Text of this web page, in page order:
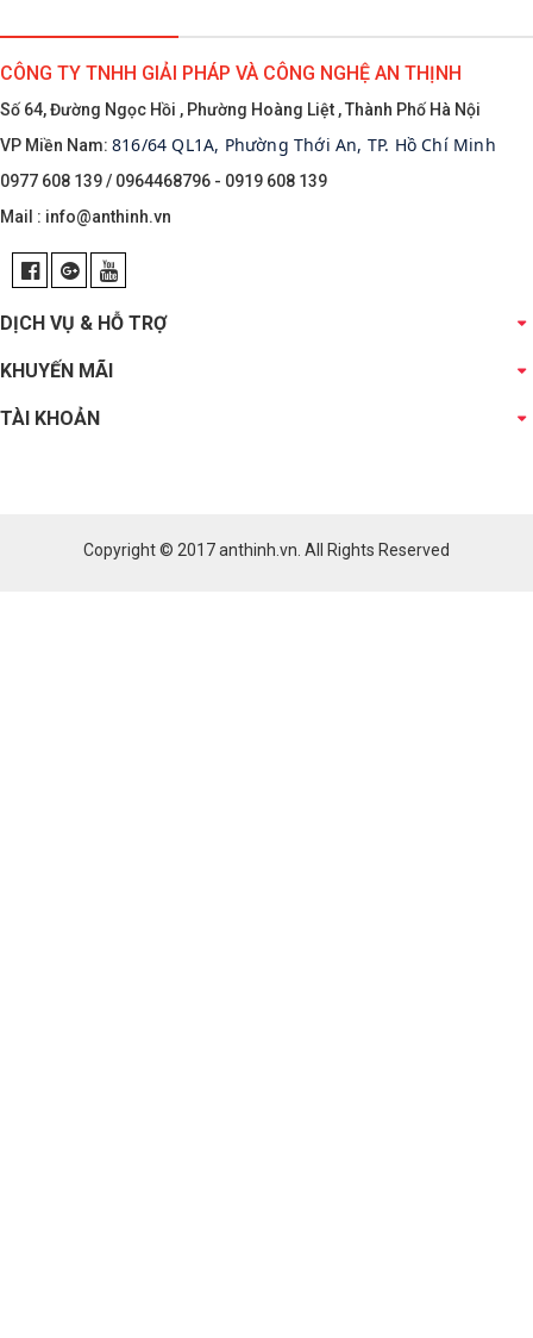
CÔNG TY TNHH GIẢI PHÁP VÀ CÔNG NGHỆ AN THỊNH
Số 64, Đường Ngọc Hồi , Phường Hoàng Liệt , Thành Phố Hà Nội
VP Miền Nam: 816/64 QL1A, Phường Thới An, TP. Hồ Chí Minh
0977 608 139 / 0964468796 - 0919 608 139
Mail : info@anthinh.vn
DỊCH VỤ & HỖ TRỢ
KHUYẾN MÃI
TÀI KHOẢN
Copyright © 2017anthinh.vn . All Rights Reserved